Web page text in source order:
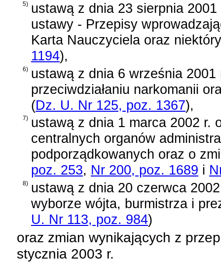
5) ustawą z dnia 23 sierpnia
ustawy - Przepisy
Karta Nauczyciela oraz
1194),
6) ustawą z dnia 6 września
przeciwdziałaniu narkomanii
(Dz. U. Nr 125, poz. 1367),
7) ustawą z dnia 1 marca 2002 r.
centralnych organów
podporządkowanych oraz o
poz. 253, Nr 200, poz. 1689 i
8) ustawą z dnia 20 czerwca
wyborze wójta, burmistrza i
U. Nr 113, poz. 984)
oraz zmian wynikających z
stycznia 2003 r.